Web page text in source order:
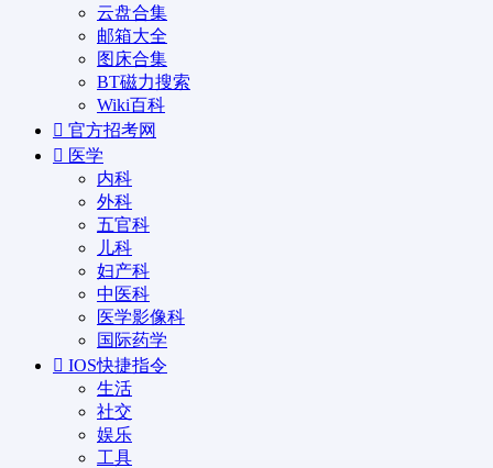
云盘合集
邮箱大全
图床合集
BT磁力搜索
Wiki百科
官方招考网
医学
内科
外科
五官科
儿科
妇产科
中医科
医学影像科
国际药学
IOS快捷指令
生活
社交
娱乐
工具